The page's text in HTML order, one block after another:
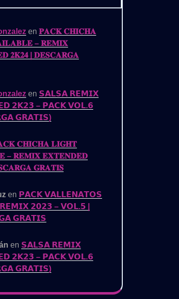
en 𝐏𝐀𝐂𝐊 𝐂𝐇𝐈𝐂𝐇𝐀
– 𝐑𝐄𝐌𝐈𝐗
𝟐𝐊𝟐𝟒 | 𝐃𝐄𝐒𝐂𝐀𝐑𝐆𝐀
en 𝗦𝗔𝗟𝗦𝗔 𝗥𝗘𝗠𝗜𝗫
𝟮𝗞𝟮𝟯 – 𝗣𝗔𝗖𝗞 𝗩𝗢𝗟.𝟲
𝗚𝗥𝗔𝗧𝗜𝗦)
𝐂𝐇𝐈𝐂𝐇𝐀 𝐋𝐈𝐆𝐇𝐓
– 𝐑𝐄𝐌𝐈𝐗 𝐄𝐗𝐓𝐄𝐍𝐃𝐄𝐃
𝐆𝐑𝐀𝐓𝐈𝐒
en 𝗣𝗔𝗖𝗞 𝗩𝗔𝗟𝗟𝗘𝗡𝗔𝗧𝗢𝗦
𝟮𝟬𝟮𝟯 – 𝗩𝗢𝗟.𝟱 |
𝗚𝗥𝗔𝗧𝗜𝗦
en 𝗦𝗔𝗟𝗦𝗔 𝗥𝗘𝗠𝗜𝗫
𝟮𝗞𝟮𝟯 – 𝗣𝗔𝗖𝗞 𝗩𝗢𝗟.𝟲
𝗚𝗥𝗔𝗧𝗜𝗦)